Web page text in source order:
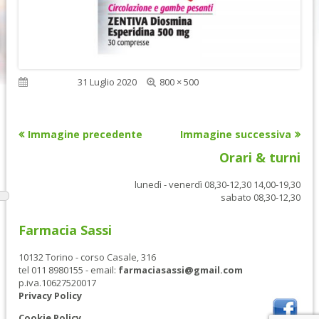
Pubblicato31 Luglio 2020
Dimensione
800 × 500
Immagine precedente Immagine successiva
Orari & turni
lunedì - venerdì 08,30-12,30 14,00-19,30
sabato 08,30-12,30
Farmacia Sassi
10132 Torino - corso Casale, 316
tel 011 8980155 - email: farmaciasassi@gmail.com
p.iva.10627520017
Privacy Policy